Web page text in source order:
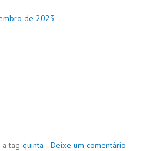
de 2023
a tag quinta Deixe um comentário